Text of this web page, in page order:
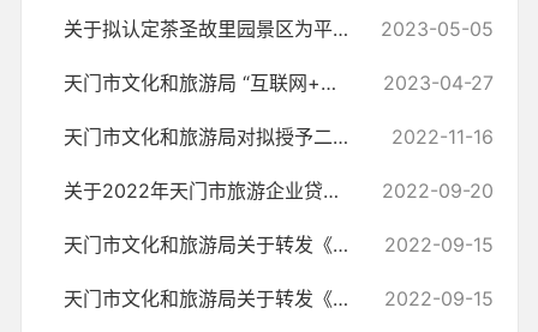
关于拟认定茶圣故里园景区为平安创建达标景区的公示 2023-05-05
天门市文化和旅游局 “互联网+监管”2023年度工作计划 2023-04-27
天门市文化和旅游局对拟授予二级运动员称号人员名单的公示 2022-11-16
关于2022年天门市旅游企业贷款贴息帮扶对象的公示 2022-09-20
天门市文化和旅游局关于转发《湖北省文化艺术类校外培训机构设置标准（... 2022-09-15
天门市文化和旅游局关于转发《湖北省体育类校外培训机构设置标准（试行... 2022-09-15